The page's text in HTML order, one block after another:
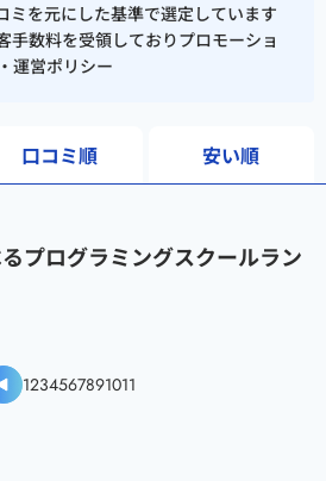
ミを元にした基準で選定しています
手数料を受領しておりプロモーショ
運営ポリシー
口コミ順 安い順
プログラミングスクールラン
1234567891011